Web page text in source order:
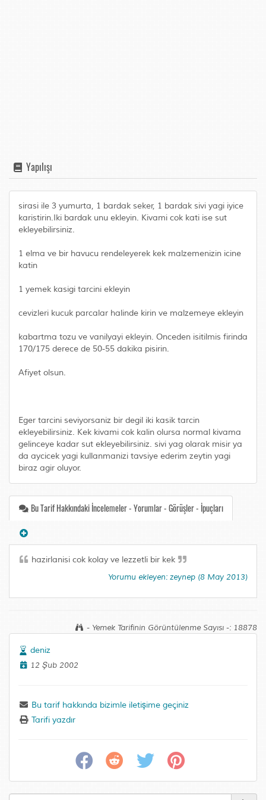
Yapılışı
sirasi ile 3 yumurta, 1 bardak seker, 1 bardak sivi yagi iyice
karistirin.Iki bardak unu ekleyin. Kivami cok kati ise sut
ekleyebilirsiniz.
1 elma ve bir havucu rendeleyerek kek malzemenizin icine
katin
1 yemek kasigi tarcini ekleyin
cevizleri kucuk parcalar halinde kirin ve malzemeye ekleyin
kabartma tozu ve vanilyayi ekleyin. Onceden isitilmis firinda
170/175 derece de 50-55 dakika pisirin.
Afiyet olsun.
Eger tarcini seviyorsaniz bir degil iki kasik tarcin
ekleyebilirsiniz. Kek kivami cok kalin olursa normal kivama
gelinceye kadar sut ekleyebilirsiniz. sivi yag olarak misir ya
da aycicek yagi kullanmanizi tavsiye ederim zeytin yagi
biraz agir oluyor.
Bu Tarif Hakkındaki İncelemeler - Yorumlar - Görüşler - İpuçları
hazirlanisi cok kolay ve lezzetli bir kek
Yorumu ekleyen: zeynep (8 May 2013)
- Yemek Tarifinin Görüntülenme Sayısı -: 18878
deniz
12 Şub 2002
Bu tarif hakkında bizimle iletişime geçiniz
Tarifi yazdır